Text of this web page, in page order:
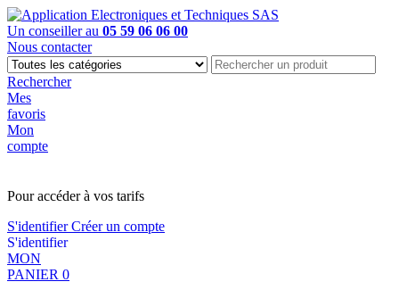
Un conseiller au 05 59 06 06 00
Nous contacter
Rechercher
Mes
favoris
Mon
compte
Pour accéder à vos tarifs
S'identifierCréer un compte
S'identifier
MON
PANIER 0